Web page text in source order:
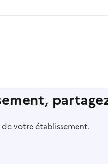
votre établissement.